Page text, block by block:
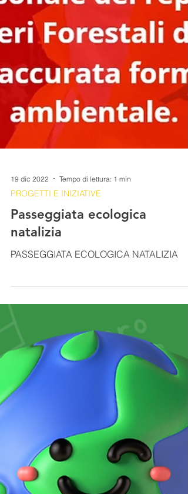
19 dic 2022
PROGETTI E INIZIATIVE
Passeggiata ecologica
natalizia